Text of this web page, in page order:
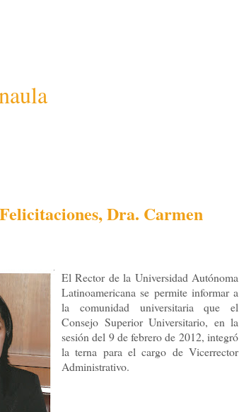
Dra. Carmen
El Rector de la Universidad Autónoma
Latinoamericana se permite informar a
la comunidad universitaria que el
Consejo Superior Universitario, en la
sesión del 9 de febrero de 2012, integró
la terna para el cargo de Vicerrector
Administrativo.